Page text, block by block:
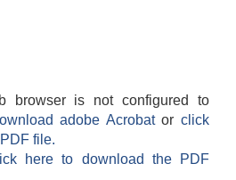
browser is not configured to
adobe Acrobatorclick
file.
here to download the PDF